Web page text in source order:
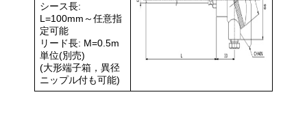
シース長:
L=100mm～任意指
定可能
リード長: M=0.5m
単位(別売)
(大形端子箱，異径
ニップル付も可能)